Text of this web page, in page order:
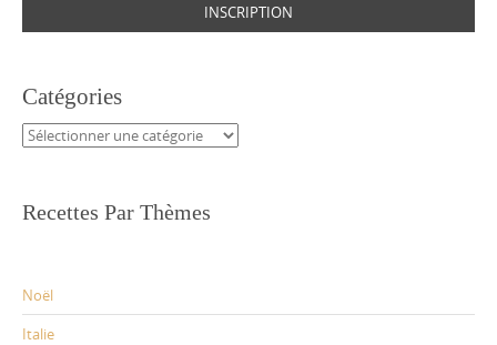
Catégories
Catégories
Recettes Par Thèmes
Noël
Italie